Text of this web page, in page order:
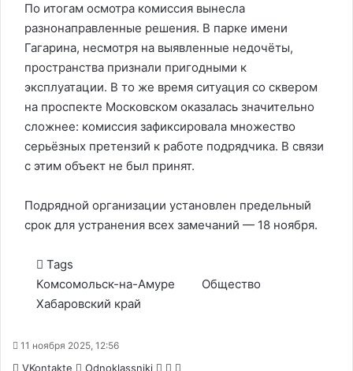
По итогам осмотра комиссия вынесла
разнонаправленные решения. В парке имени
Гагарина, несмотря на выявленные недочёты,
пространства признали пригодными к
эксплуатации. В то же время ситуация со сквером
на проспекте Московском оказалась значительно
сложнее: комиссия зафиксировала множество
серьёзных претензий к работе подрядчика. В связи
с этим объект не был принят.
Подрядной организации установлен предельный
срок для устранения всех замечаний — 18 ноября.
Tags
Комсомольск-на-Амуре
Общество
Хабаровский край
11 ноября 2025, 12:56
VKontakte Odnoklassniki WhatsApp
Telegram